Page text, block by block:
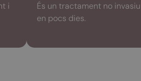
i
És un tractament no
en pocs dies.